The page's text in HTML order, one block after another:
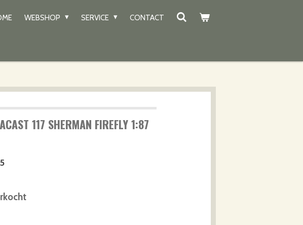
WEBSHOP SERVICE CONTACT
117 SHERMAN FIREFLY 1:87